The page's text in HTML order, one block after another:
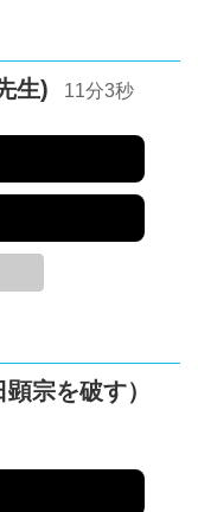
生) 11分3秒
宗を破す）